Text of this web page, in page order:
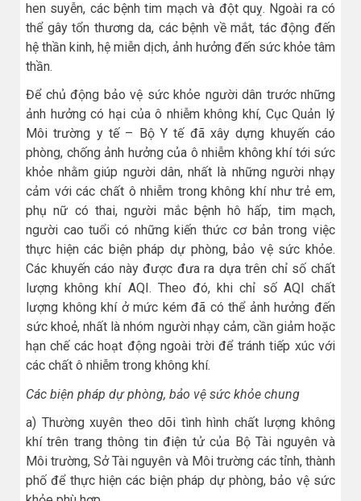
hen suyễn, các bệnh tim mạch và đột quỵ. Ngoài ra có
thể gây tổn thương da, các bệnh về mắt, tác động đến
hệ thần kinh, hệ miễn dịch, ảnh hưởng đến sức khỏe tâm
thần.
Để chủ động bảo vệ sức khỏe người dân trước những
ảnh hưởng có hại của ô nhiễm không khí, Cục Quản lý
Môi trường y tế – Bộ Y tế đã xây dựng khuyến cáo
phòng, chống ảnh hưởng của ô nhiễm không khí tới sức
khỏe nhằm giúp người dân, nhất là những người nhạy
cảm với các chất ô nhiễm trong không khí như trẻ em,
phụ nữ có thai, người mắc bệnh hô hấp, tim mạch,
người cao tuổi có những kiến thức cơ bản trong việc
thực hiện các biện pháp dự phòng, bảo vệ sức khỏe.
Các khuyến cáo này được đưa ra dựa trên chỉ số chất
lượng không khí AQI. Theo đó, khi chỉ số AQI chất
lượng không khí ở mức kém đã có thể ảnh hưởng đến
sức khoẻ, nhất là nhóm người nhạy cảm, cần giảm hoặc
hạn chế các hoạt động ngoài trời để tránh tiếp xúc với
các chất ô nhiễm trong không khí.
Các biện pháp dự phòng, bảo vệ sức khỏe chung
a) Thường xuyên theo dõi tình hình chất lượng không
khí trên trang thông tin điện tử của Bộ Tài nguyên và
Môi trường, Sở Tài nguyên và Môi trường các tỉnh, thành
phố để thực hiện các biện pháp dự phòng, bảo vệ sức